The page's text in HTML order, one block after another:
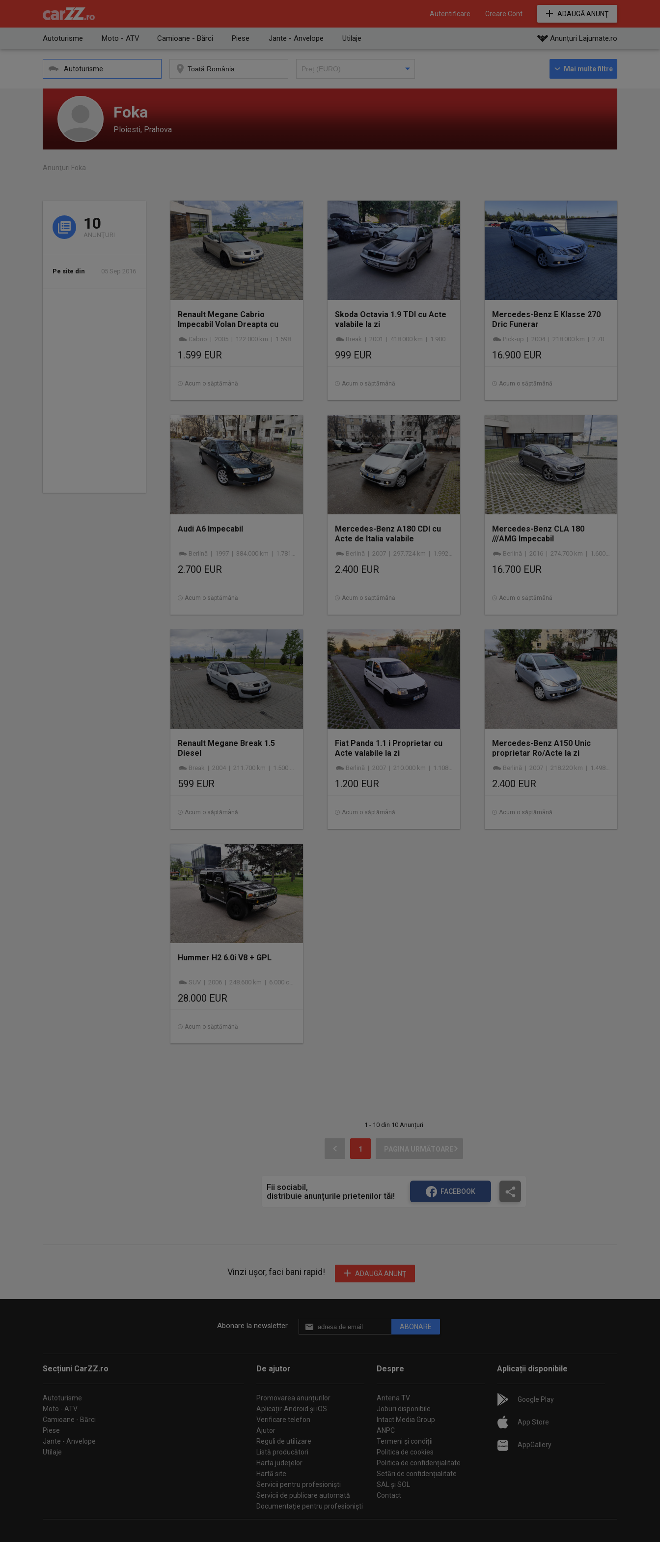
Autentificare Creare Cont ADAUGĂ ANUNŢ
Autoturisme Moto - ATV Camioane - Bărci Piese Jante - Anvelope Utilaje Anunţuri Lajumate.ro
Autoturisme
Foka
Ploiesti, Prahova
Anunţuri Foka
10
ANUNŢURI
Pe site din 05 Sep 2016
Renault Megane Cabrio
Impecabil Volan Dreapta cu
Acte la zI
Cabrio | 2005 | 122.000 km | 1.598 cmc | benzină
1.599 EUR
Acum o săptămână
Skoda Octavia 1.9 TDI cu Acte
valabile la zi
Break | 2001 | 418.000 km | 1.900 cmc | diesel
999 EUR
Acum o săptămână
Mercedes-Benz E Klasse 270
Dric Funerar
Pick-up | 2004 | 218.000 km | 2.700 cmc | diesel
16.900 EUR
Acum o săptămână
Audi A6 Impecabil
Berlină | 1997 | 384.000 km | 1.781 cmc | benzină
2.700 EUR
Acum o săptămână
Mercedes-Benz A180 CDI cu
Acte de Italia valabile
Berlină | 2007 | 297.724 km | 1.992 cmc | diesel
2.400 EUR
Acum o săptămână
Mercedes-Benz CLA 180
///AMG Impecabil
Berlină | 2016 | 274.700 km | 1.600 cmc | benzină
16.700 EUR
Acum o săptămână
Renault Megane Break 1.5
Diesel
Break | 2004 | 211.700 km | 1.500 cmc | diesel
599 EUR
Acum o săptămână
Fiat Panda 1.1 i Proprietar cu
Acte valabile la zi
Berlină | 2007 | 210.000 km | 1.108 cmc | benzină
1.200 EUR
Acum o săptămână
Mercedes-Benz A150 Unic
proprietar Ro/Acte la zi
Berlină | 2007 | 218.220 km | 1.498 cmc | benzină
2.400 EUR
Acum o săptămână
Hummer H2 6.0i V8 + GPL
SUV | 2006 | 248.600 km | 6.000 cmc | GPL
28.000 EUR
Acum o săptămână
1 - 10 din 10 Anunțuri
1 PAGINA URMĂTOARE
Fii sociabil,
distribuie anunțurile prietenilor tăi!
FACEBOOK
Vinzi ușor, faci bani rapid! ADAUGĂ ANUNŢ
Abonare la newsletter ABONARE
Secțiuni CarZZ.ro
Autoturisme
Moto - ATV
Camioane - Bărci
Piese
Jante - Anvelope
Utilaje
De ajutor
Promovarea anunțurilor
Aplicații: Android și iOS
Verificare telefon
Ajutor
Reguli de utilizare
Listă producători
Harta judeţelor
Hartă site
Servicii pentru profesioniști
Servicii de publicare automată
Documentație pentru profesioniști
Despre
Antena TV
Joburi disponibile
Intact Media Group
ANPC
Termeni și condiții
Politica de cookies
Politica de confidențialitate
Setări de confidențialitate
SAL și SOL
Contact
Aplicații disponibile
Google Play
App Store
AppGallery